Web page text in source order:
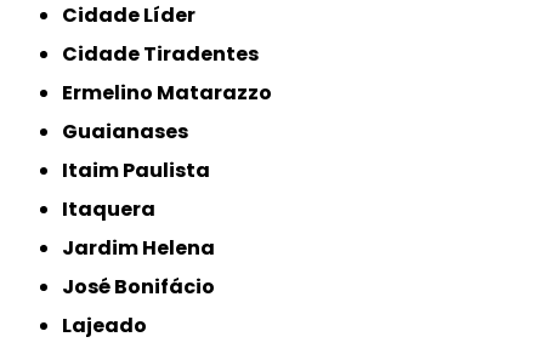
Cidade Líder
Cidade Tiradentes
Ermelino Matarazzo
Guaianases
Itaim Paulista
Itaquera
Jardim Helena
José Bonifácio
Lajeado